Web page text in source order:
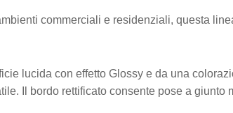
commerciali e residenziali, questa
lucida con effetto Glossy e da una
Il bordo rettificato consente pose a